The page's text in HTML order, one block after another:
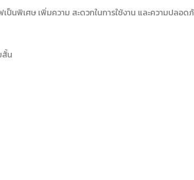
ป็นพิเศษ เพิ่มความ สะดวกในการใช้งาน และความปลอ
สั้น